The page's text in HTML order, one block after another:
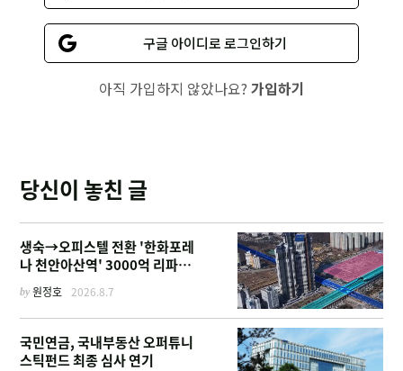
구글 아이디로 로그인하기
아직 가입하지 않았나요? 가입하기
당신이 놓친 글
생숙→오피스텔 전환 '한화포레
나 천안아산역' 3000억 리파이
낸싱
by원정호 2026.8.7
국민연금, 국내부동산 오퍼튜니
스틱펀드 최종 심사 연기